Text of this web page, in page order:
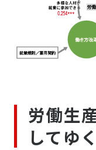
労働生
してゆ